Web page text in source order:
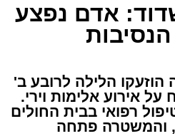
אדם נפצע
הנסיבות
הוזעקו הלילה לרובע ב'
אירוע אלימות וירי.
רפואי בבית החולים
והמשטרה פתחה